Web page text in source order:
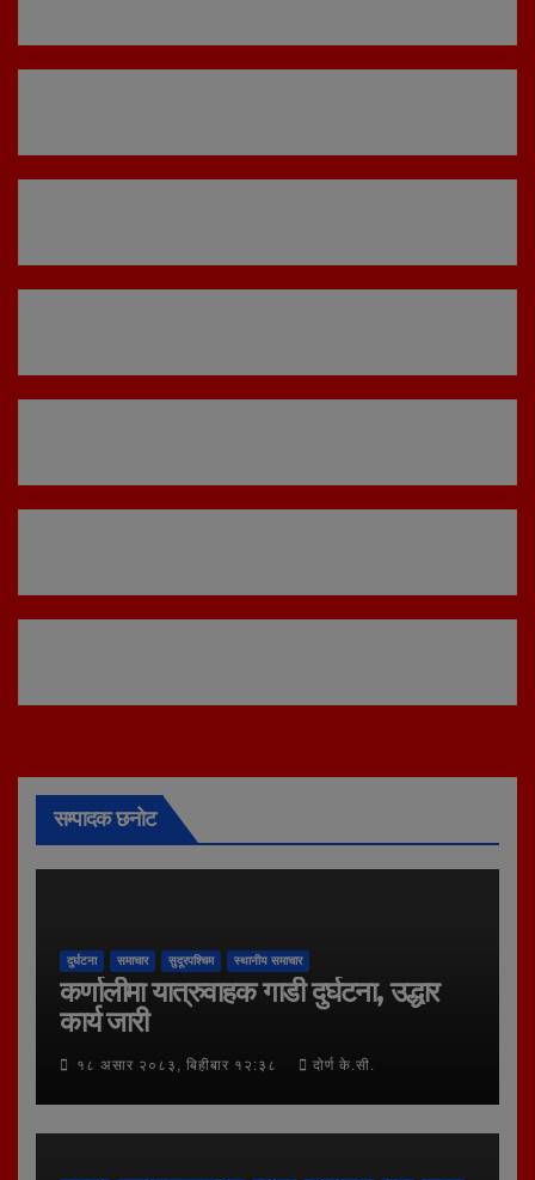
सम्पादक छनोट
दुर्घटना समाचार सुदूरपश्चिम स्थानीय समाचार
कर्णालीमा यात्रुवाहक गाडी दुर्घटना, उद्धार
कार्य जारी
१८ असार २०८३, बिहीबार १२:३८ दोर्ण के.सी.